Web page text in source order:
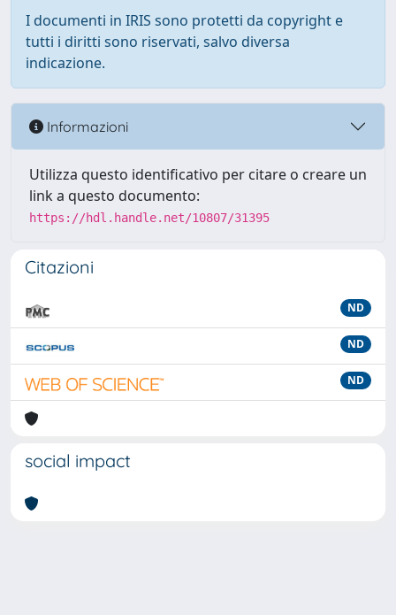
I documenti in IRIS sono protetti da copyright e
tutti i diritti sono riservati, salvo diversa
indicazione.
Informazioni
Utilizza questo identificativo per citare o creare un
link a questo documento:
https://hdl.handle.net/10807/31395
Citazioni
ND
ND
ND
social impact